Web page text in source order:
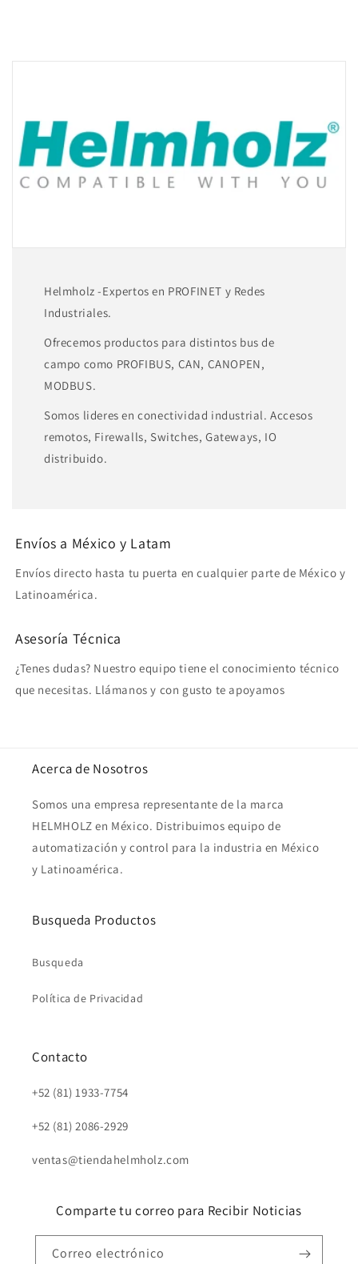
500
600-
300-
7AA01
500
600-
300-
7AA01
Helmholz -Expertos en PROFINET y Redes
Industriales.
Ofrecemos productos para distintos bus de
campo como PROFIBUS, CAN, CANOPEN,
MODBUS.
Somos lideres en conectividad industrial. Accesos
remotos, Firewalls, Switches, Gateways, IO
distribuido.
Envíos a México y Latam
Envíos directo hasta tu puerta en cualquier parte de México y
Latinoamérica.
Asesoría Técnica
¿Tenes dudas? Nuestro equipo tiene el conocimiento técnico
que necesitas. Llámanos y con gusto te apoyamos
Acerca de Nosotros
Somos una empresa representante de la marca
HELMHOLZ en México. Distribuimos equipo de
automatización y control para la industria en México
y Latinoamérica.
Busqueda Productos
Busqueda
Política de Privacidad
Contacto
+52 (81) 1933-7754
+52 (81) 2086-2929
ventas@tiendahelmholz.com
Comparte tu correo para Recibir Noticias
Correo electrónico